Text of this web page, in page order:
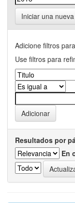
Iniciar una
Adicione filtros
Use filtros para
Resultados por
En